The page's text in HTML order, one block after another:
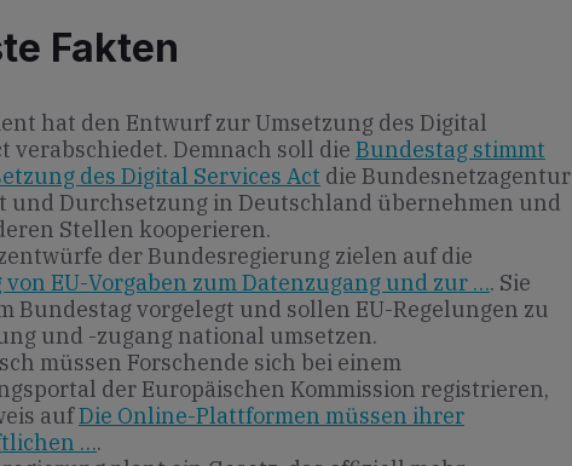
Fakten
hat den Entwurf zur Umsetzung des Digital
verabschiedet. Demnach soll die Bundestag stimmt
des Digital Services Act die Bundesnetzagentur
und Durchsetzung in Deutschland übernehmen und
Stellen kooperieren.
der Bundesregierung zielen auf die
EU-Vorgaben zum Datenzugang und zur …. Sie
Bundestag vorgelegt und sollen EU-Regelungen zu
und -zugang national umsetzen.
müssen Forschende sich bei einem
der Europäischen Kommission registrieren,
aufDie Online-Plattformen müssen ihrer
….